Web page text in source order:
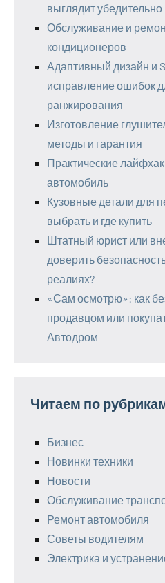
выглядит убедительно
Обслуживание и
кондиционеров
Адаптивный дизайн и
исправление ошибок
ранжирования
Изготовление
методы и гарантия
Практические
автомобиль
Кузовные детали для
выбрать и где купить
Штатный юрист или
доверить
реалиях?
«Сам осмотрю»: как
продавцом или
Автодром
Читаем по
Бизнес
Новинки техники
Новости
Обслуживание
Ремонт автомобиля
Советы водителям
Электрика и